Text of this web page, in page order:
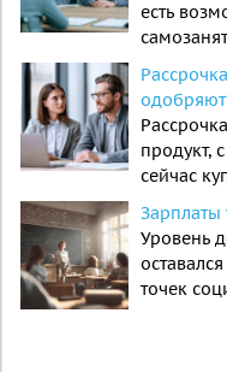
есть
продукт,
сейчас
Зарплаты
Уровень
точек